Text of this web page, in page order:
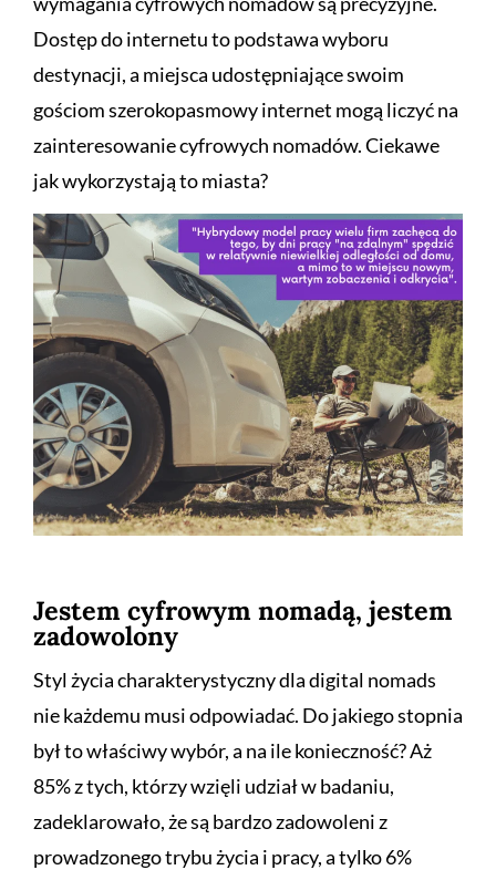
Dostęp do internetu to podstawa wyboru
destynacji, a miejsca udostępniające swoim
gościom szerokopasmowy internet mogą liczyć na
zainteresowanie cyfrowych nomadów. Ciekawe
jak wykorzystają to miasta?
Jestem cyfrowym nomadą, jestem
zadowolony
Styl życia charakterystyczny dla digital nomads
nie każdemu musi odpowiadać. Do jakiego stopnia
był to właściwy wybór, a na ile konieczność? Aż
85% z tych, którzy wzięli udział w badaniu,
zadeklarowało, że są bardzo zadowoleni z
prowadzonego trybu życia i pracy, a tylko 6%